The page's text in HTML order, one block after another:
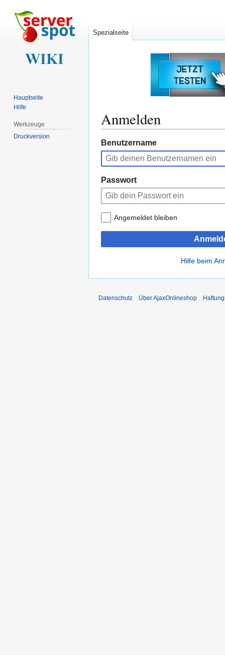
Anmelden
Zur
Navigation
springen
Zur
Suche
springen
Benutzername
Passwort
Angemeldet bleiben
Hilfe beim
Spezialseite
Hauptseite
Hilfe
Werkzeuge
Druckversion
Datenschutz Über AjaxOnlineshop